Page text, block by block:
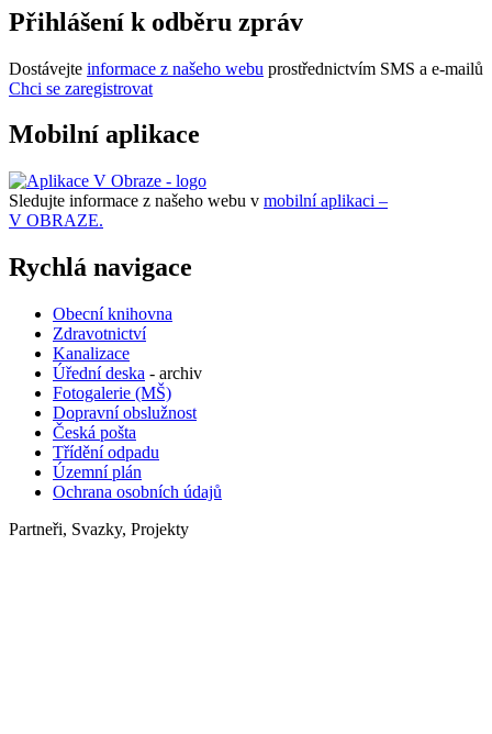
Přihlášení k odběru zpráv
Dostávejte informace z našeho webu prostřednictvím SMS a e-mailů
Chci se zaregistrovat
Mobilní aplikace
Sledujte informace z našeho webu v mobilní aplikaci –
V OBRAZE.
Rychlá navigace
Obecní knihovna
Zdravotnictví
Kanalizace
Úřední deska - archiv
Fotogalerie (MŠ)
Dopravní obslužnost
Česká pošta
Třídění odpadu
Územní plán
Ochrana osobních údajů
Partneři, Svazky, Projekty